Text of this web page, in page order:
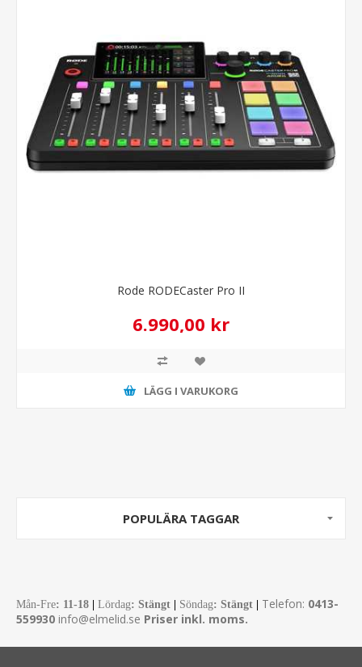
Rode RODECaster Pro II
6.990,00 kr
LÄGG I VARUKORG
POPULÄRA TAGGAR
Mån-Fre: 11-18 Lördag: Stängt Söndag: Stängt Telefon: 0413-
559930 info@elmelid.se Priser inkl. moms.